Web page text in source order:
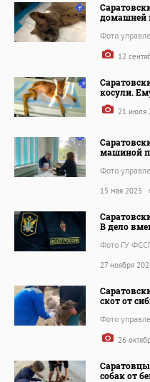
домашней
Фото
12
косули.
21 июля
машиной
Фото
15 мая 2025
В дело
Фото ГУ
27 ноября
скот от
Фото
26
собак от